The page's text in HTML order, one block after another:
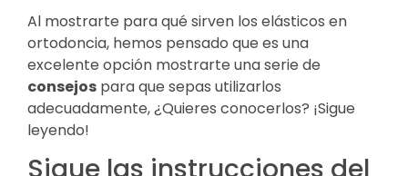
Al mostrarte para qué sirven los elásticos en
ortodoncia, hemos pensado que es una
excelente opción mostrarte una serie de
consejos para que sepas utilizarlos
adecuadamente, ¿Quieres conocerlos? ¡Sigue
leyendo!